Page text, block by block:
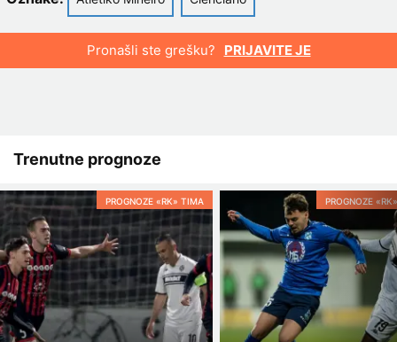
Pronašli ste grešku? PRIJAVITE JE
Trenutne prognoze
PROGNOZE «RK» TIMA PROGNOZE